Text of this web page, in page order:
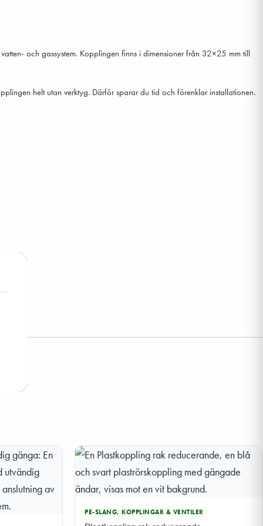
och gassystem. Kopplingen finns i dimensioner från 32×25 mm till
helt utan verktyg. Därför sparar du tid och förenklar installationen.
PE-SLANG, KOPPLINGAR & VENTILER